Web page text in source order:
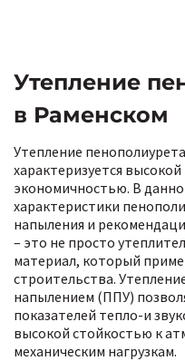
Утепление
в Раменском
Утепление
характеризуется
экономичностью. В
характеристики
напыления и
– это не просто
материал, который
строительства.
напылением (ППУ)
показателей тепло-и
высокой стойкостью к
механическим нагрузкам.